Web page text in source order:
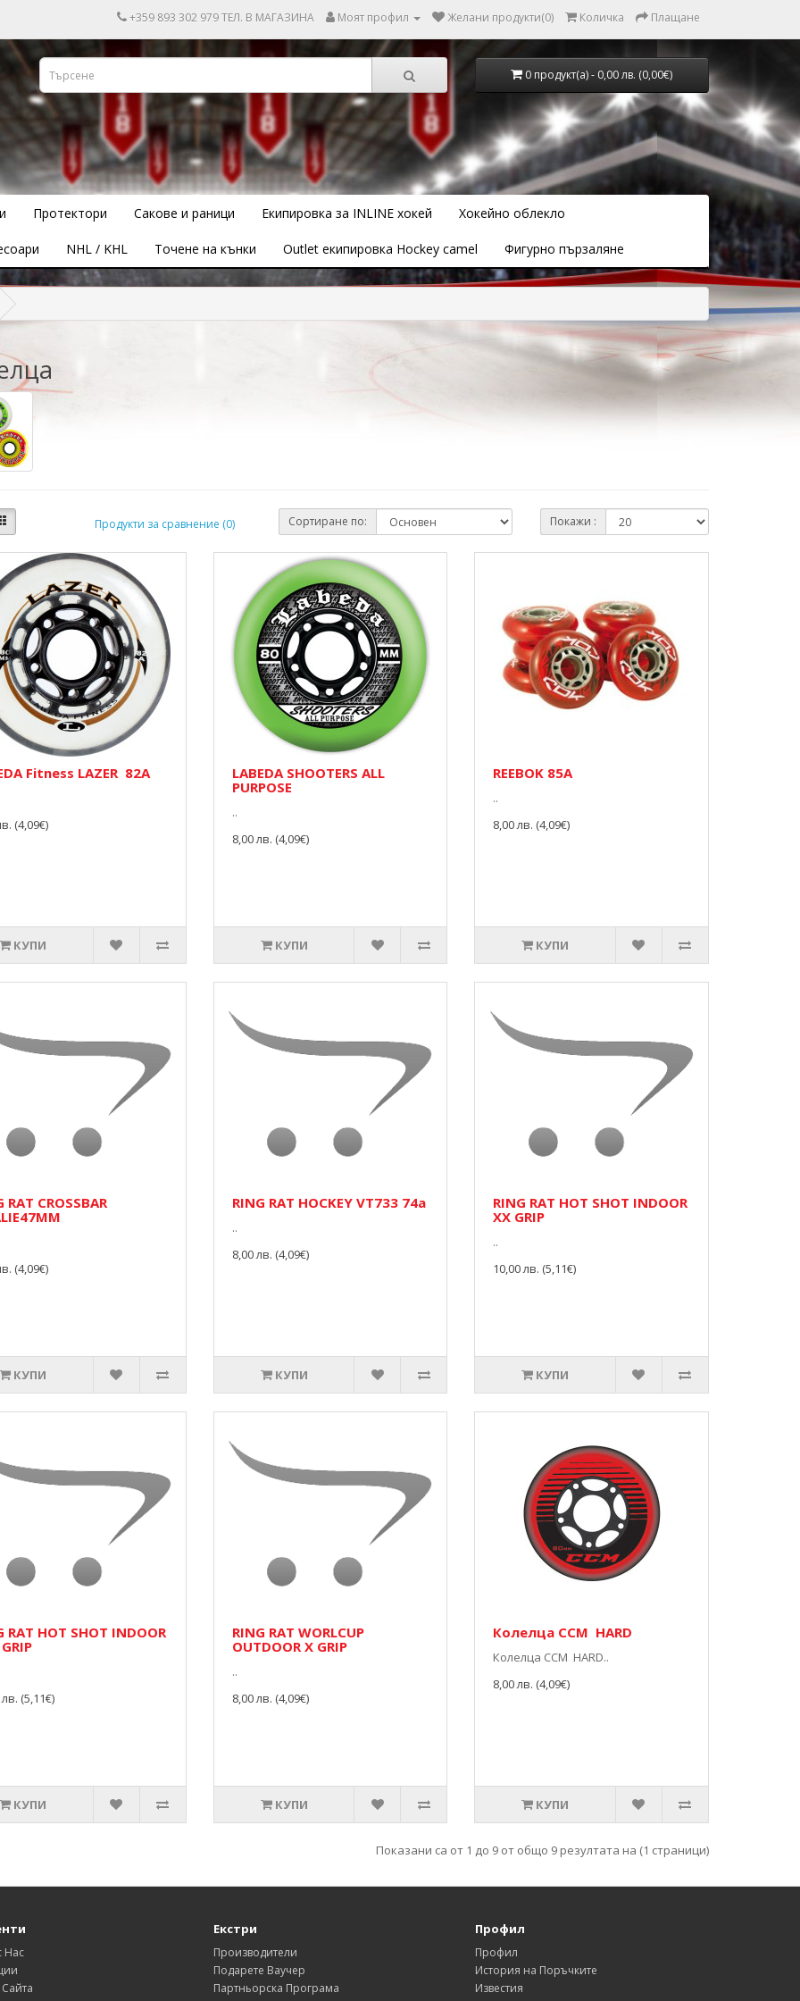
+359 893 302 979 ТЕЛ. В МАГАЗИНА Моят профил Желани продукти(0) Количка Плащане
0 продукт(а) - 0,00 лв. (0,00€)
Протектори Сакове и раници Екипировка за INLINE хокей Хокейно облекло
NHL / KHL Точене на кънки Outlet екипировка Hockey camel Фигурно пързаляне
Продукти за сравнение (0) Сортиране по: Покажи :
Fitness LAZER 82A
(4,09€)
КУПИ
LABEDA SHOOTERS ALL
PURPOSE
..
8,00 лв. (4,09€)
КУПИ
REEBOK 85A
..
8,00 лв. (4,09€)
КУПИ
RAT CROSSBAR
(4,09€)
КУПИ
RING RAT HOCKEY VT733 74a
..
8,00 лв. (4,09€)
КУПИ
RING RAT HOT SHOT INDOOR
XX GRIP
..
10,00 лв. (5,11€)
КУПИ
RAT HOT SHOT INDOOR
(5,11€)
КУПИ
RING RAT WORLCUP
OUTDOOR X GRIP
..
8,00 лв. (4,09€)
КУПИ
Колелца CCM HARD
Колелца CCM HARD..
8,00 лв. (4,09€)
КУПИ
Показани са от 1 до 9 от общо 9 резултата на (1 страници)
Нас
Екстри
Производители
Подарете Ваучер
Партньорска Програма
Профил
Профил
История на Поръчките
Известия